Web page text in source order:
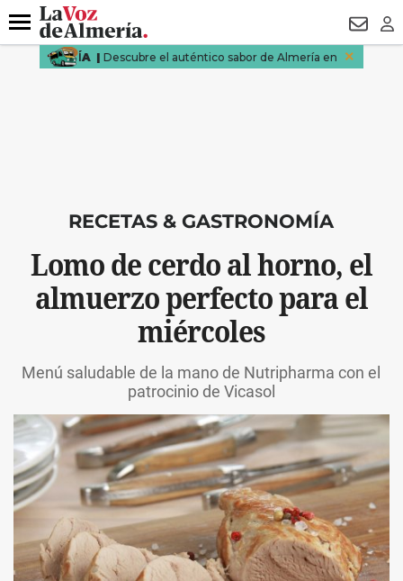
DESTACADO DRON UDA
Menú
RECETAS & GASTRONOMÍA
Lomo de cerdo al horno, el
almuerzo perfecto para el
miércoles
Menú saludable de la mano de Nutripharma con el
patrocinio de Vicasol